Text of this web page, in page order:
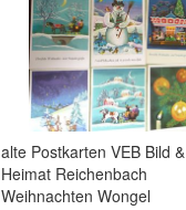
alte Postkarten VEB Bild &
Heimat Reichenbach
Weihnachten Wongel